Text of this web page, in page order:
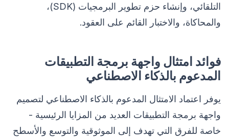
التلقائي، وإنشاء حزم تطوير البرمجيات (SDK)،
والمحاكاة، والاختبار القائم على العقود.
فوائد امتثال واجهة برمجة التطبيقات
المدعوم بالذكاء الاصطناعي
يوفر اعتماد الامتثال المدعوم بالذكاء الاصطناعي لتصميم
واجهة برمجة التطبيقات العديد من المزايا الرئيسية -
خاصة للفرق التي تهدف إلى الموثوقية والتوسع والأسطح